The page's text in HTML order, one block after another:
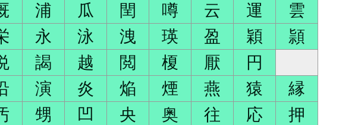
浦 瓜 閏 噂 云 運 雲
永 泳 洩 瑛 盈 穎 頴
謁 越 閲 榎 厭 円
演 炎 焔 煙 燕 猿 縁
甥 凹 央 奥 往 応 押